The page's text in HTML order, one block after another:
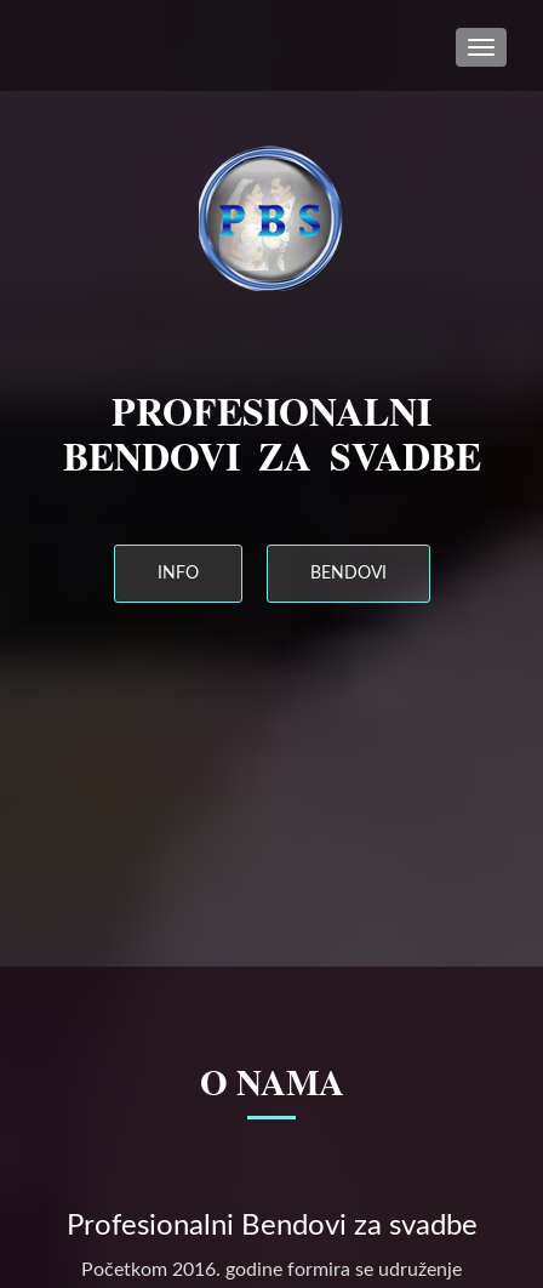
PROFESIONALNI
BENDOVI ZA SVADBE
INFO BENDOVI
O NAMA
Profesionalni Bendovi za svadbe
Početkom 2016. godine formira se udruženje